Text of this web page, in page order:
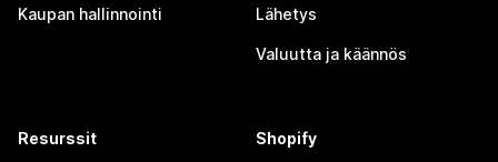
Kaupan hallinnointi Lähetys
Valuutta ja käännös
Resurssit Shopify